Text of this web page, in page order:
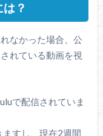
？
なかった場合、公
れている動画を視
で配信されていま
すし、現在2週間